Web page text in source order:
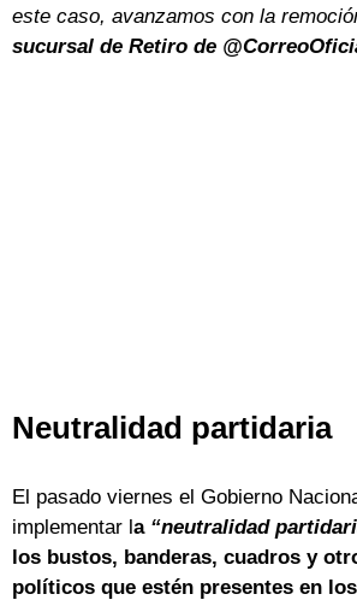
este caso, avanzamos con la
sucursal de Retiro de
Neutralidad partidaria
El pasado viernes el Gobierno
implementar la “neutralidad
los bustos, banderas, cuadros y
políticos que estén presentes en